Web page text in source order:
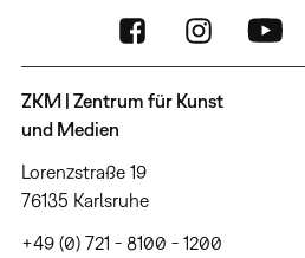
ZKM | Zentrum für Kunst
und Medien
Lorenzstraße 19
76135 Karlsruhe
+49 (0) 721 - 8100 - 1200